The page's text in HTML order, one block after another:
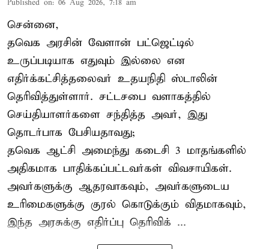
Published on: 06 Aug 2026, 7:18 am
சென்னை,
தவெக அரசின் வேளான் பட்ஜெட்டில்
உருப்படியாக எதுவும் இல்லை என
எதிர்க்கட்சித்தலைவர் உதயநிதி ஸ்டாலின்
தெரிவித்துள்ளார். சட்டசபை வளாகத்தில்
செய்தியாளர்களை சந்தித்த அவர், இது
தொடர்பாக பேசியதாவது;
தவெக ஆட்சி அமைந்து கடைசி 3 மாதங்களில்
அதிகமாக பாதிக்கப்பட்டவர்கள் விவசாயிகள்.
அவர்களுக்கு ஆதரவாகவும், அவர்களுடைய
உரிமைகளுக்கு குரல் கொடுக்கும் விதமாகவும்,
இந்த அரசுக்கு எதிர்ப்பு தெரிவிக் ...